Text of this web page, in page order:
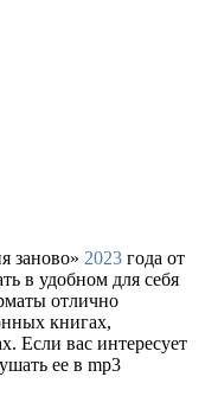
заново» 2023 года от
в удобном для себя
отлично
книгах,
Если вас интересует
ее в mp3